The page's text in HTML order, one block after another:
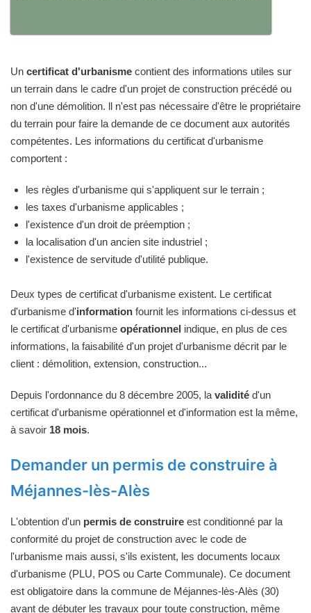
Un certificat d'urbanisme contient des informations utiles sur
un terrain dans le cadre d'un projet de construction précédé ou
non d'une démolition. ll n'est pas nécessaire d'être le propriétaire
du terrain pour faire la demande de ce document aux autorités
compétentes. Les informations du certificat d'urbanisme
comportent :
les règles d'urbanisme qui s'appliquent sur le terrain ;
les taxes d'urbanisme applicables ;
l'existence d'un droit de préemption ;
la localisation d'un ancien site industriel ;
l'existence de servitude d'utilité publique.
Deux types de certificat d'urbanisme existent. Le certificat
d'urbanisme d'information fournit les informations ci-dessus et
le certificat d'urbanisme opérationnel indique, en plus de ces
informations, la faisabilité d'un projet d'urbanisme décrit par le
client : démolition, extension, construction...
Depuis l'ordonnance du 8 décembre 2005, la validité d'un
certificat d'urbanisme opérationnel et d'information est la même,
à savoir 18 mois.
Demander un permis de construire à
Méjannes-lès-Alès
L'obtention d'un permis de construire est conditionné par la
conformité du projet de construction avec le code de
l'urbanisme mais aussi, s'ils existent, les documents locaux
d'urbanisme (PLU, POS ou Carte Communale). Ce document
est obligatoire dans la commune de Méjannes-lès-Alès (30)
avant de débuter les travaux pour toute construction, même